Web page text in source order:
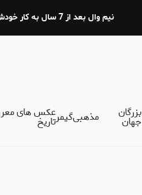
نیم وال بعد از 7 سال به کار خودش پایان داد به امید شروع به کار مجدد : )
بزرگان
جهان مذهبیگیمرعکس های
تاریخ